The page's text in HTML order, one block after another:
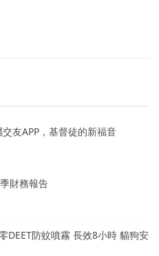
友APP，基督徒的新福音
財務報告
DEET防蚊噴霧 長效8小時 貓狗安